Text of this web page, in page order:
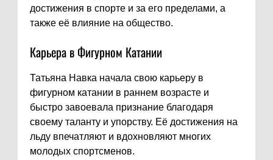
достижения в спорте и за его пределами, а
также её влияние на общество.
Карьера в Фигурном Катании
Татьяна Навка начала свою карьеру в
фигурном катании в раннем возрасте и
быстро завоевала признание благодаря
своему таланту и упорству. Её достижения на
льду впечатляют и вдохновляют многих
молодых спортсменов.